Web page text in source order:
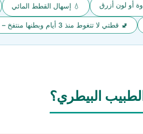
أو لون أزرق 💧 إسهال القطط المائي
🚽 قطتي لا تتغوط منذ 3 أيام وبطنها منتفخ – ماذا أفعل؟
البيطري؟